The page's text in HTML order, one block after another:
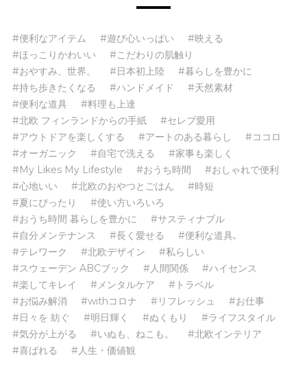
#便利なアイテム #遊び心いっぱい
#映える
#ほっこりかわいい
#こだわりの肌触り
#おやすみ、世界。
#日本初上陸
#暮らしを豊かに
#持ち歩きたくなる
#ハンドメイド
#天然素材
#便利な道具
#料理も上達
#北欧 フィンランドからの手紙
#セレブ愛用
#アウトドアを楽しくする
#アートのある暮らし
#ココロ
#オーガニック
#自宅で洗える
#家事も楽しく
#My Likes My Lifestyle
#おうち時間
#おしゃれで便利
#心地いい
#北欧のおやつとごはん
#時短
#夏にぴったり
#使い方いろいろ
#おうち時間 暮らしを豊かに
#サスティナブル
#自分メンテナンス
#長く愛せる
#便利な道具､
#テレワーク
#北欧デザイン
#私らしい
#スウェーデン ABCブック
#人間関係
#ハイセンス
#楽してキレイ
#メンタルケア
#トラベル
#お悩み解消
#withコロナ #リフレッシュ
#お仕事
#日々を 紡ぐ
#明日輝く #ぬくもり
#ライフスタイル
#気分が上がる
#いぬも、ねこも。
#北欧インテリア
#喜ばれる
#人生・価値観